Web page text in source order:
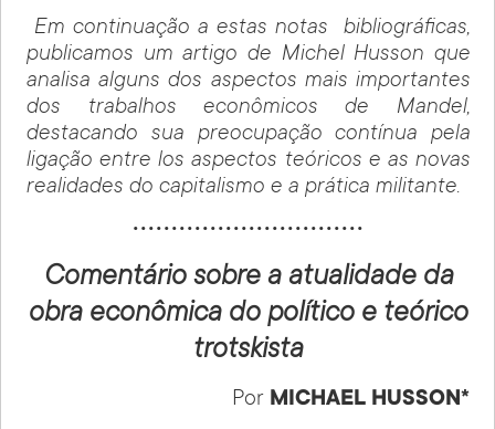
Em continuação a estas notas
bibliográficas,
publicamos um artigo de Michel Husson que
analisa alguns dos aspectos mais importantes
dos trabalhos econômicos de Mandel,
destacando sua preocupação contínua pela
ligação entre los aspectos teóricos e as novas
realidades do capitalismo e a prática militante.
••••••••••••••••••••••••••••••
Comentário sobre a atualidade da
obra econômica do político e teórico
trotskista
Por MICHAEL HUSSON*